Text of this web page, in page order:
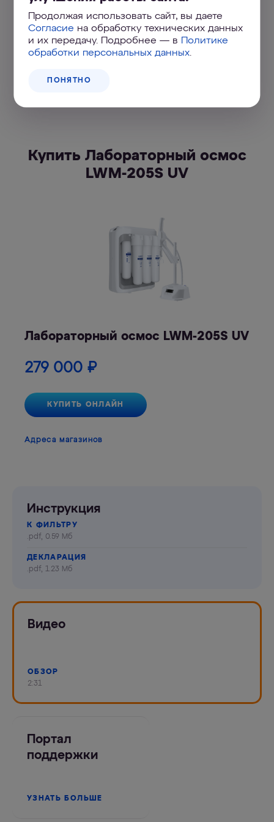
Модуль деионизации и
микрофильтрации DMC
1 шт.
Купить Лабораторный осмос
LWM-205S UV
Лабораторный осмос LWM-205S UV
279 000 ₽
КУПИТЬ ОНЛАЙН
Адреса магазинов
Инструкция
К ФИЛЬТРУ
.pdf, 0.59 Мб
ДЕКЛАРАЦИЯ
.pdf, 1.23 Мб
Видео
ОБЗОР
2:31
Портал
поддержки
УЗНАТЬ БОЛЬШЕ
Продолжая использовать сайт, вы даете
Согласие на обработку технических данных
и их передачу. Подробнее — в Политике
обработки персональных данных
ПОНЯТНО